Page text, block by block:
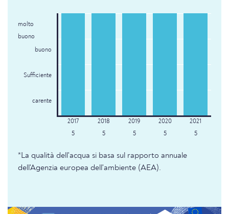
molto
buono
buono
Sufficiente
carente
5 5 5 5 5
*La qualità dell'acqua si basa sul rapporto annuale
dell'Agenzia europea dell'ambiente (AEA).